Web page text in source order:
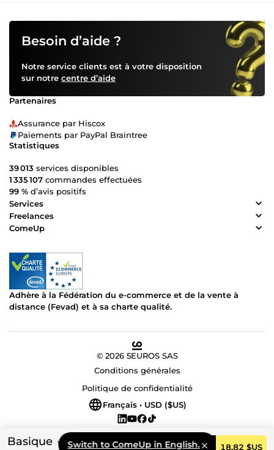
Basique Commander 18,82 $US
Switch to ComeUp in English.
Besoin d’aide ?
Notre service clients est à votre disposition
sur notre centre d’aide
Partenaires
Assurance par Hiscox
Paiements par PayPal Braintree
Statistiques
39 013 services disponibles
1 335 107 commandes effectuées
99 % d’avis positifs
Services
Freelances
ComeUp
Adhère à la Fédération du e-commerce et de la vente à
distance (Fevad) et à sa charte qualité.
© 2026 5EUROS SAS
Conditions générales
Politique de confidentialité
Français • USD ($US)